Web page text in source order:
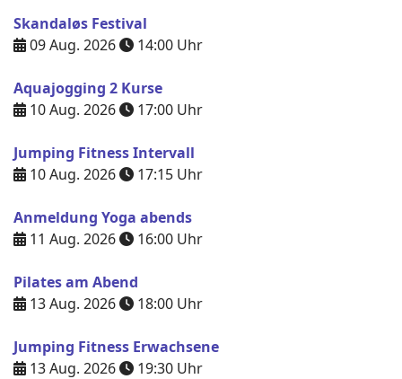
Skandaløs Festival
09 Aug. 2026
14:00 Uhr
Aquajogging 2 Kurse
10 Aug. 2026
17:00 Uhr
Jumping Fitness Intervall
10 Aug. 2026
17:15 Uhr
Anmeldung Yoga abends
11 Aug. 2026
16:00 Uhr
Pilates am Abend
13 Aug. 2026
18:00 Uhr
Jumping Fitness Erwachsene
13 Aug. 2026
19:30 Uhr